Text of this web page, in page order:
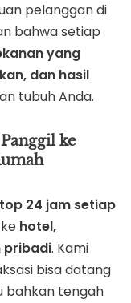
pelanggan di
bahwa setiap
yang
dan hasil
tubuh Anda.
ke
24 jam setiap
hotel,
pribadi. Kami
bisa datang
bahkan tengah